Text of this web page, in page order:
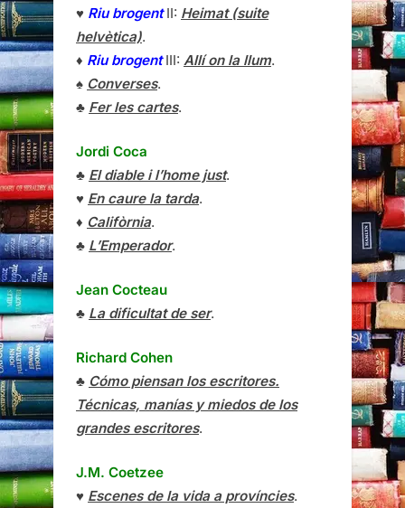
♥ Riu brogentII: Heimat (suite
helvètica).
♦ Riu brogentIII: Allí on la llum.
♠ Converses.
♣ Fer les cartes.
Jordi Coca
♣ El diable i l’home just.
♥ En caure la tarda.
♦ Califòrnia.
♣ L’Emperador.
Jean Cocteau
♣ La dificultat de ser.
Richard Cohen
♣ Cómo piensan los escritores.
Técnicas, manías y miedos de los
grandes escritores.
J.M. Coetzee
♥ Escenes de la vida a províncies.